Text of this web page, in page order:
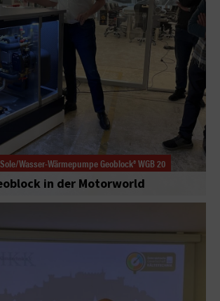
Wasser-Wärmepumpe Geoblock® WGB 20
in der Motorworld